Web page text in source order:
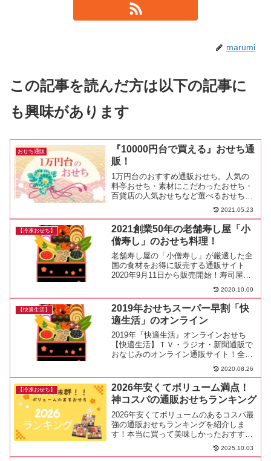
marumi
この記事を読んだ方は以下の記事に
も興味があります
おせち通販
『10000円台で買える』おせち通
販！
1万円台のおすすめ通販おせち。人気の
料亭おせち・素材にこだわったおせち・
百貨店の人気おせちなど選べるおせちが
2021.05.23
【冷凍おせち】
2021創業50年の老舗寿し屋「小
僧寿し」のおせち料理！
老舗寿し屋の「小僧寿し」が厳選した全
国の食材をお得に販売する通販サイト
2020年9月11日から販売開始！寿司屋な
らではの海鮮おせちが人気です！小僧寿
し冷凍おせちの解凍方法は？冷凍おせち
解凍方法は簡単冷蔵庫に入れて約12時間
小僧寿しのおせち早...
2020.10.09
【快適生活】
2019年おせちスーパー早割「快
適生活」のオンライン
2019年『快適生活』オンラインおせち
【快適生活】ＴＶ・ラジオ・新聞通販で
おなじみのオンライン通販サイト！全国
のＴＶ・ラジオ・新聞ショッピングでも
おなじみ！総合通販「快適生活」のオン
ラインサイトおせち販売開始しました
a8adscript('...
2020.08.26
【冷凍おせち】
2026年安くてボリューム満点！
神コスパの通販おせちランキング
2026年安くてボリュームのあるコスパ最
強の通販おせちランキングを紹介しま
す！本当に買って美味しかったおすすめ
2025.10.03